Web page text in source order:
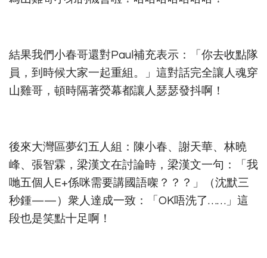
結果我們小春哥還對Paul補充表示：「你去收點隊
員，到時候大家一起重組。」這對話完全讓人魂穿
山雞哥，頓時隔著熒幕都讓人瑟瑟發抖啊！
後來大灣區夢幻五人組：陳小春、謝天華、林曉
峰、張智霖，梁漢文在討論時，梁漢文一句：「我
哋五個人E+係咪需要講國語㗎？？？」（沈默三
秒鍾——）衆人達成一致：「OK唔洗了……」這
段也是笑點十足啊！